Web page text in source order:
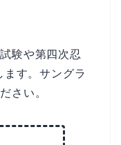
験や第四次忍
す。サングラ
さい。